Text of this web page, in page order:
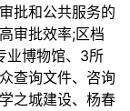
批和公共服务的
审批效率;区档
业博物馆、3所
查询文件、咨询
之城建设、杨春